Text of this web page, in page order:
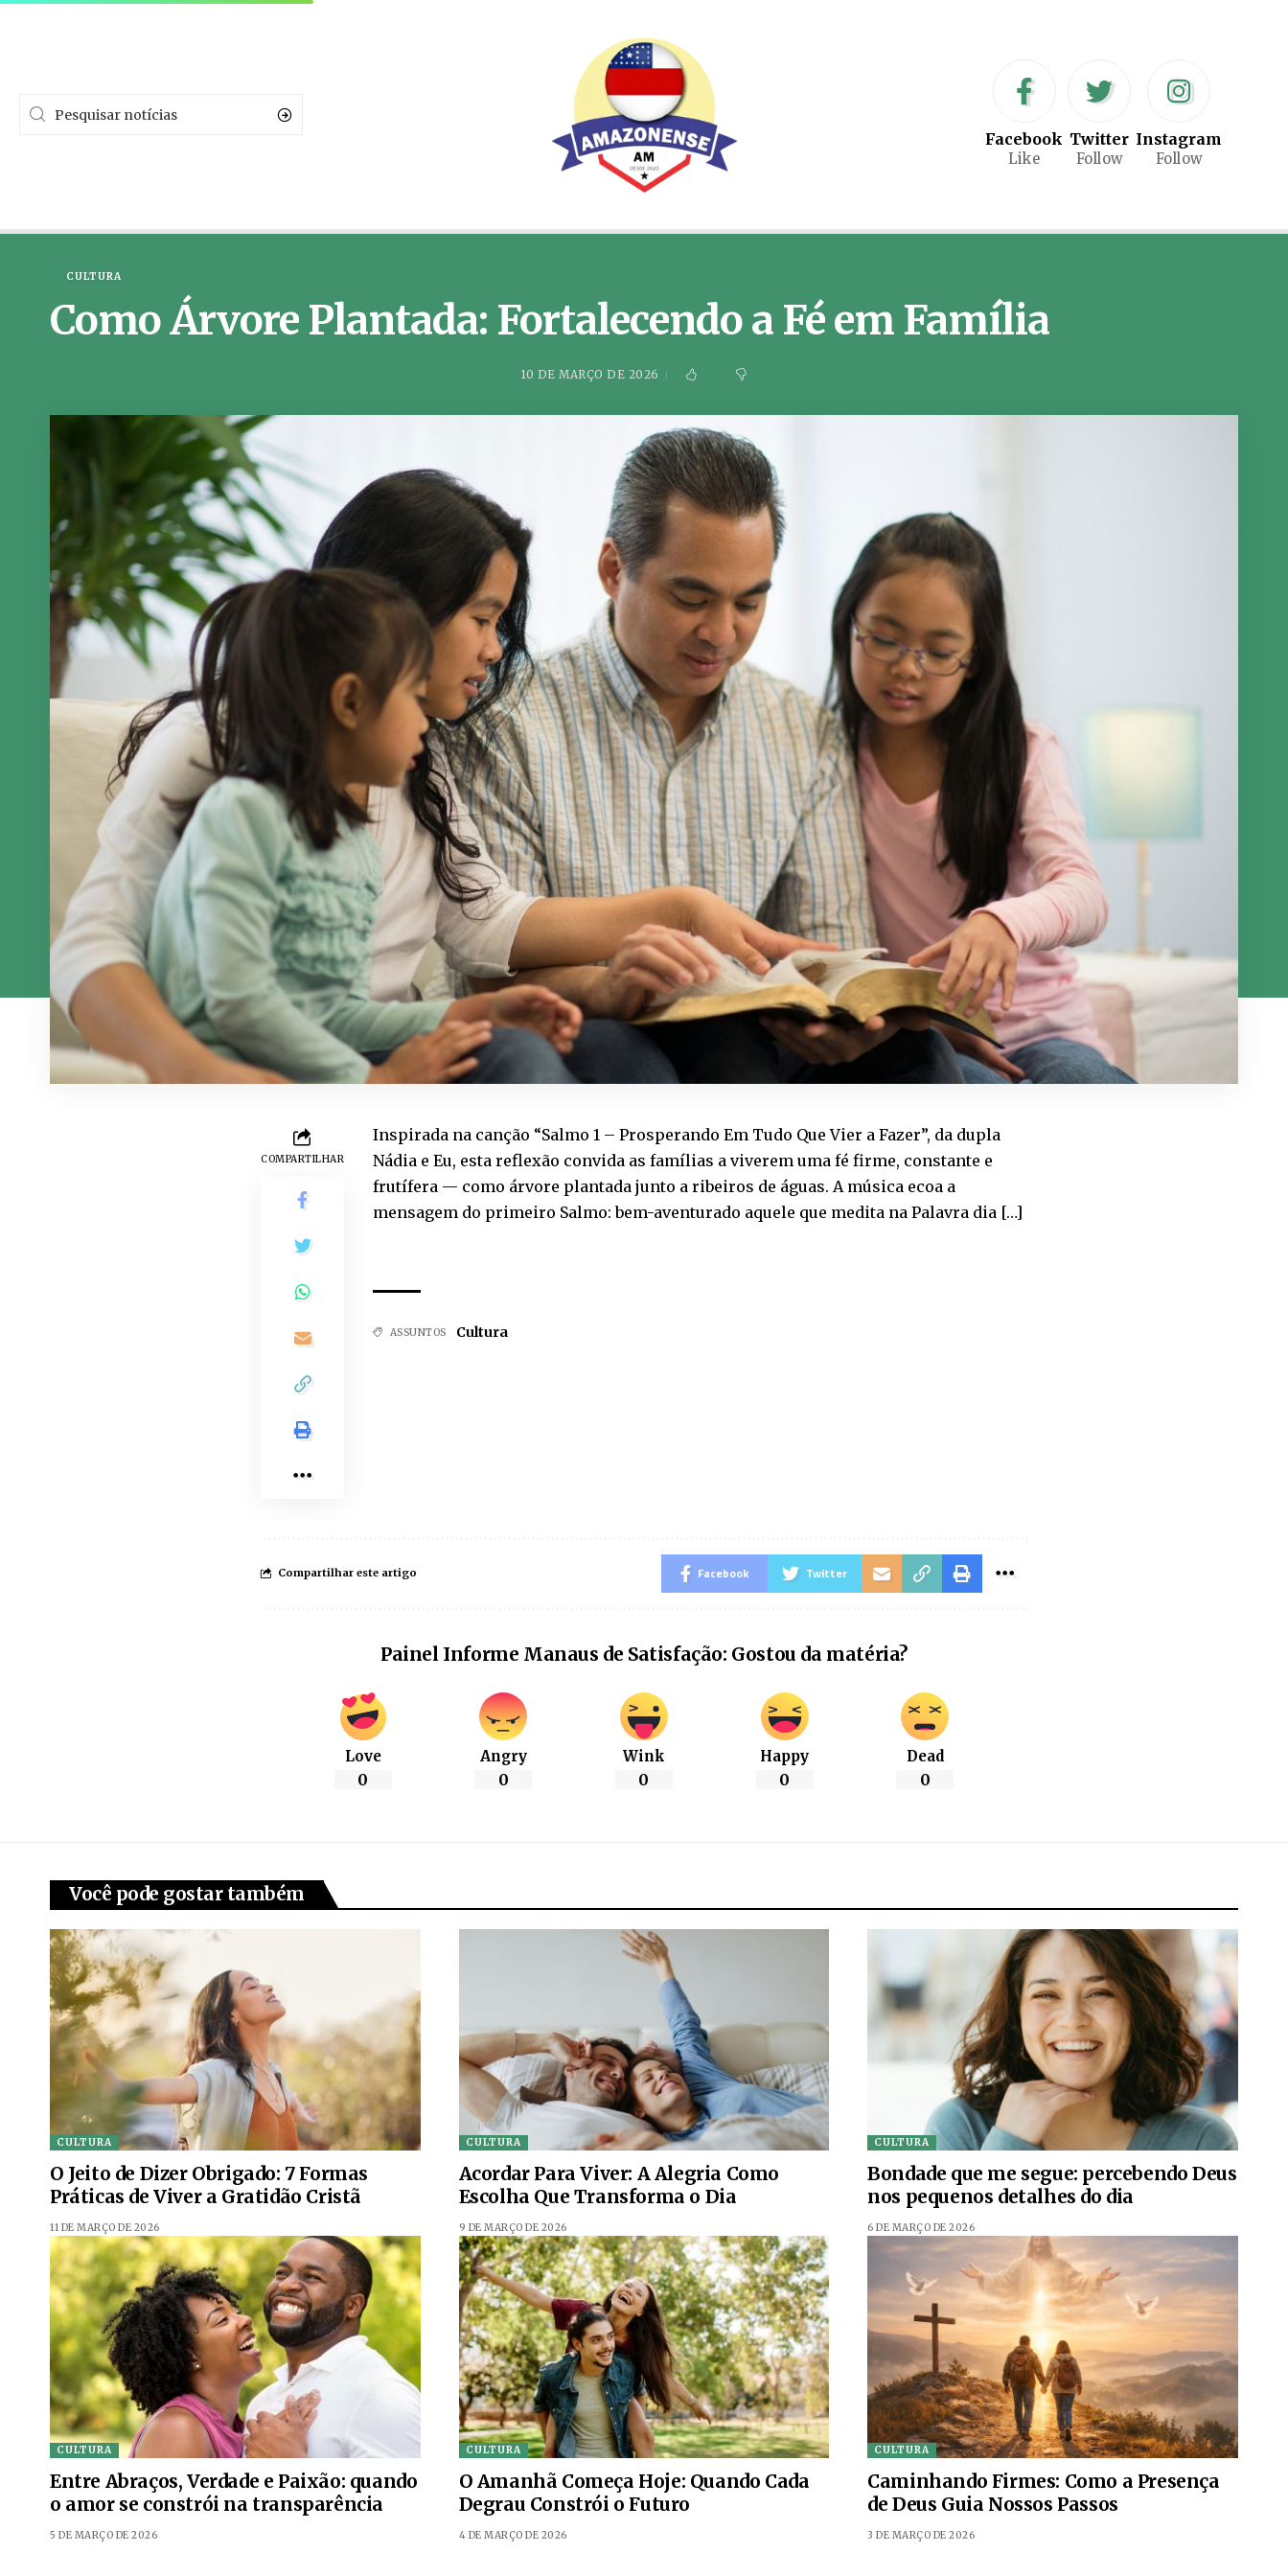
Facebook
Like
Twitter
Follow
Instagram
Follow
CULTURA
Como Árvore Plantada: Fortalecendo a Fé em Família
10 DE MARÇO DE 2026
COMPARTILHAR
Inspirada na canção “Salmo 1 – Prosperando Em Tudo Que Vier a Fazer”, da dupla
Nádia e Eu, esta reflexão convida as famílias a viverem uma fé firme, constante e
frutífera — como árvore plantada junto a ribeiros de águas. A música ecoa a
mensagem do primeiro Salmo: bem-aventurado aquele que medita na Palavra dia […]
ASSUNTOS Cultura
Compartilhar este artigo Facebook Twitter
Painel Informe Manaus de Satisfação: Gostou da matéria?
Love
0
Angry
0
Wink
0
Happy
0
Dead
0
Você pode gostar também
CULTURA
O Jeito de Dizer Obrigado: 7 Formas
Práticas de Viver a Gratidão Cristã
11 DE MARÇO DE 2026
CULTURA
Acordar Para Viver: A Alegria Como
Escolha Que Transforma o Dia
9 DE MARÇO DE 2026
CULTURA
Bondade que me segue: percebendo Deus
nos pequenos detalhes do dia
6 DE MARÇO DE 2026
CULTURA
Entre Abraços, Verdade e Paixão: quando
o amor se constrói na transparência
5 DE MARÇO DE 2026
CULTURA
O Amanhã Começa Hoje: Quando Cada
Degrau Constrói o Futuro
4 DE MARÇO DE 2026
CULTURA
Caminhando Firmes: Como a Presença
de Deus Guia Nossos Passos
3 DE MARÇO DE 2026